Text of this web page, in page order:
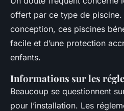
offert par ce type de piscine.
conception, ces piscines
facile et d’une protection
enfants.
Informations sur les
Beaucoup se questionnent
pour l’installation. Les